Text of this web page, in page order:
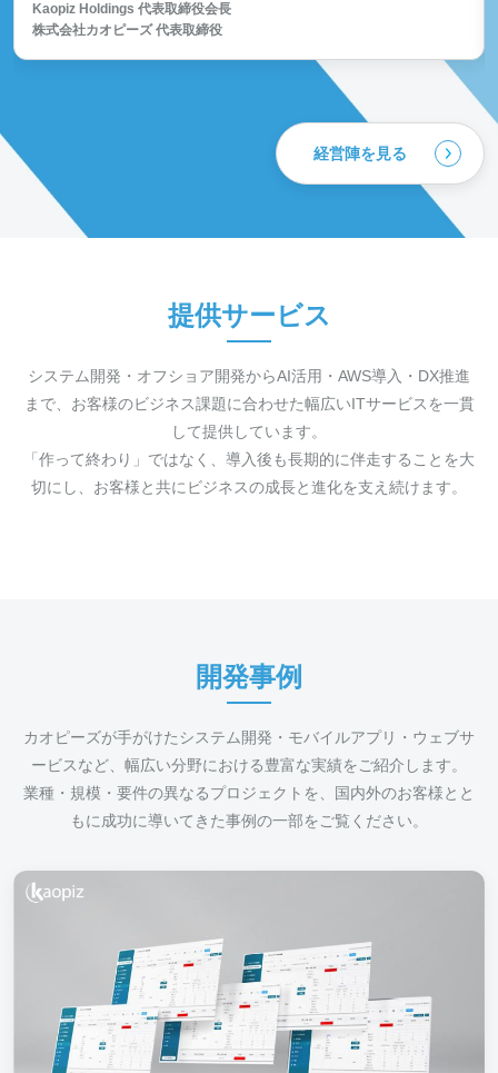
Kaopiz Holdings 代表取締役会長
株式会社カオピーズ 代表取締役
経営陣を見る
提供サービス
システム開発・オフショア開発からAI活用・AWS導入・DX推進
まで、お客様のビジネス課題に合わせた幅広いITサービスを一貫
して提供しています。
「作って終わり」ではなく、導入後も長期的に伴走することを大
切にし、お客様と共にビジネスの成長と進化を支え続けます。
開発事例
カオピーズが手がけたシステム開発・モバイルアプリ・ウェブサ
ービスなど、幅広い分野における豊富な実績をご紹介します。
業種・規模・要件の異なるプロジェクトを、国内外のお客様とと
もに成功に導いてきた事例の一部をご覧ください。